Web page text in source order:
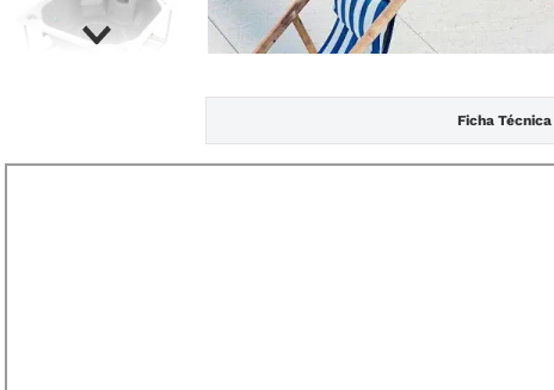
Ficha Técnica